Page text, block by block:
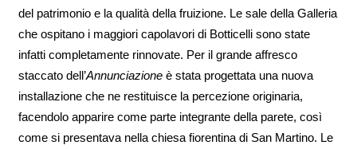
del patrimonio e la qualità della fruizione. Le sale della Galleria
che ospitano i maggiori capolavori di Botticelli sono state
infatti completamente rinnovate. Per il grande affresco
staccato dell’Annunciazioneè stata progettata una nuova
installazione che ne restituisce la percezione originaria,
facendolo apparire come parte integrante della parete, così
come si presentava nella chiesa fiorentina di San Martino. Le